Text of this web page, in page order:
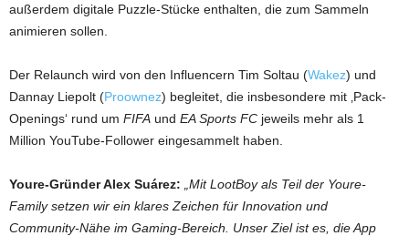
außerdem digitale Puzzle-Stücke enthalten, die zum Sammeln
animieren sollen.
Der Relaunch wird von den Influencern Tim Soltau (Wakez) und
Dannay Liepolt (Proownez) begleitet, die insbesondere mit ‚Pack-
Openings‘ rund um FIFA und EA Sports FC jeweils mehr als 1
Million YouTube-Follower eingesammelt haben.
Youre-Gründer Alex Suárez: „Mit LootBoy als Teil der Youre-
Family setzen wir ein klares Zeichen für Innovation und
Community-Nähe im Gaming-Bereich. Unser Ziel ist es, die App